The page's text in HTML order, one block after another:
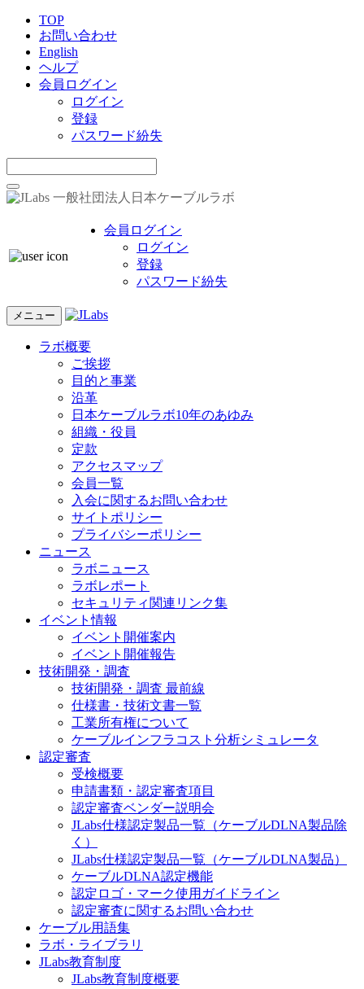
TOP
お問い合わせ
English
ヘルプ
会員ログイン
ログイン
登録
パスワード紛失
一般社団法人日本ケーブルラボ
会員ログイン
ログイン
登録
パスワード紛失
メニュー
ラボ概要
ご挨拶
目的と事業
沿革
日本ケーブルラボ10年のあゆみ
組織・役員
定款
アクセスマップ
会員一覧
入会に関するお問い合わせ
サイトポリシー
プライバシーポリシー
ニュース
ラボニュース
ラボレポート
セキュリティ関連リンク集
イベント情報
イベント開催案内
イベント開催報告
技術開発・調査
技術開発・調査 最前線
仕様書・技術文書一覧
工業所有権について
ケーブルインフラコスト分析シミュレータ
認定審査
受検概要
申請書類・認定審査項目
認定審査ベンダー説明会
JLabs仕様認定製品一覧（ケーブルDLNA製品除
く）
JLabs仕様認定製品一覧（ケーブルDLNA製品）
ケーブルDLNA認定機能
認定ロゴ・マーク使用ガイドライン
認定審査に関するお問い合わせ
ケーブル用語集
ラボ・ライブラリ
JLabs教育制度
JLabs教育制度概要